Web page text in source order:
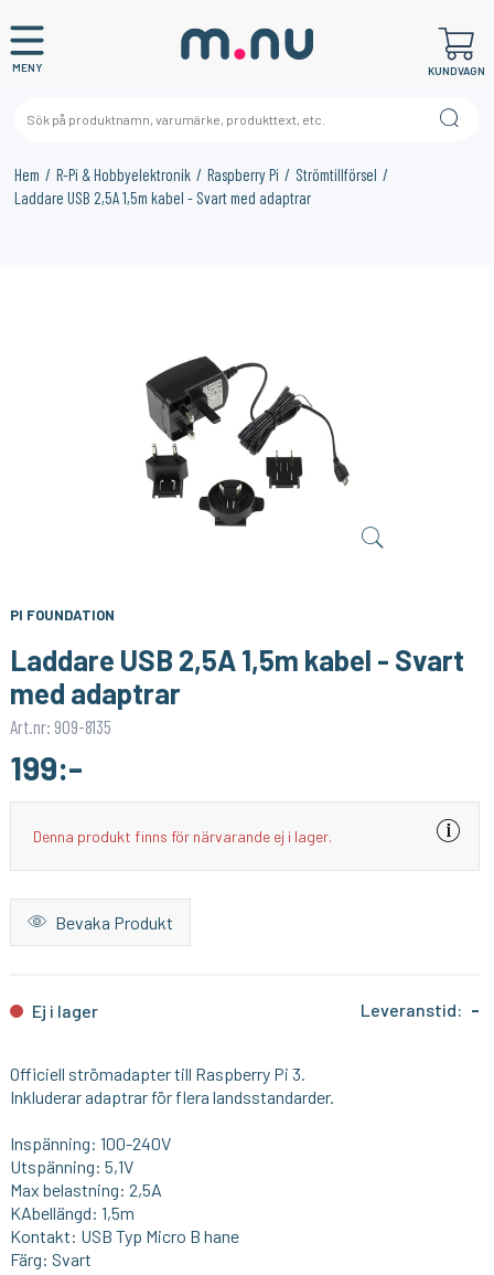
MENY KUNDVAGN
Hem R-Pi & Hobbyelektronik Raspberry Pi
Strömtillförsel
Laddare USB 2,5A 1,5m kabel - Svart med adaptrar
PI FOUNDATION
Laddare USB 2,5A 1,5m kabel - Svart
med adaptrar
Art.nr: 909-8135
199:-
Denna produkt finns för närvarande ej i lager.
Bevaka Produkt
Ej i lager Leveranstid: -
Officiell strömadapter till Raspberry Pi 3.
Inkluderar adaptrar för flera landsstandarder.
Inspänning: 100-240V
Utspänning: 5,1V
Max belastning: 2,5A
KAbellängd: 1,5m
Kontakt: USB Typ Micro B hane
Färg: Svart